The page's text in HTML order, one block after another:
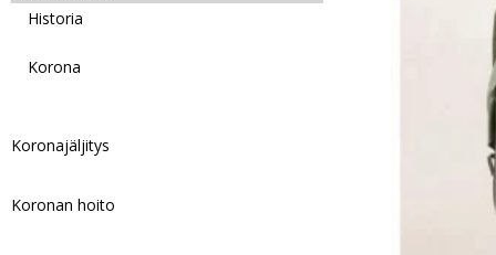
Historia
Korona
Koronajäljitys
Koronan hoito